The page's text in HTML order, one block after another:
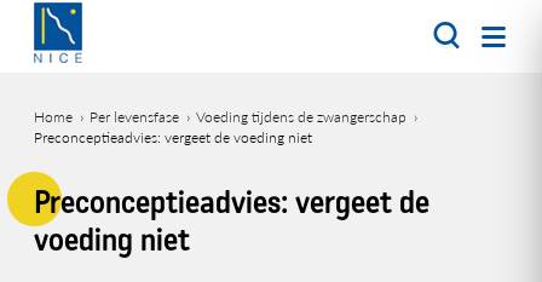
Overslaan
naar
inhoud
Kruimelpad
Home Per levensfase
Voeding tijdens de zwangerschap
Preconceptieadvies: vergeet de voeding niet
Preconceptieadvies: vergeet de
voeding niet